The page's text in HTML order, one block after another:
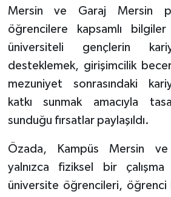
Mersin ve Garaj Mersin
öğrencilere kapsamlı
üniversiteli gençlerin
desteklemek, girişimcilik
mezuniyet sonrasındaki
katkı sunmak amacıyla
sunduğu fırsatlar paylaşıldı.
Özada, Kampüs Mersin
yalnızca fiziksel bir çalışma
üniversite öğrencileri, öğrenci